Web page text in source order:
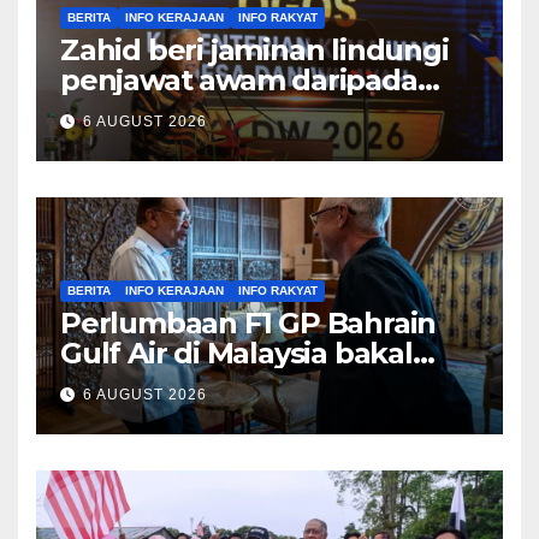
BERITA INFO KERAJAAN INFO RAKYAT
Zahid beri jaminan lindungi
penjawat awam daripada
tekanan pertembungan
politik
6 AUGUST 2026
BERITA INFO KERAJAAN INFO RAKYAT
Perlumbaan F1 GP Bahrain
Gulf Air di Malaysia bakal
bawa limpahan ekonomi
besar – PM
6 AUGUST 2026